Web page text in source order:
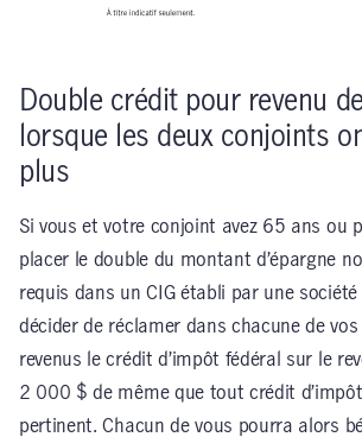
Double crédit pour revenu
lorsque les deux conjoints
plus
Si vous et votre conjoint avez 65 ans ou
placer le double du montant d’épargne
requis dans un CIG établi par une société
décider de réclamer dans chacune de
revenus le crédit d’impôt fédéral sur le
2 000 $ de même que tout crédit
pertinent. Chacun de vous pourra alors